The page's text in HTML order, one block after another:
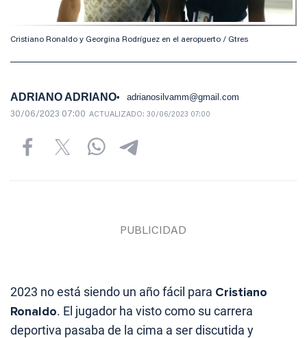
Cristiano Ronaldo y Georgina Rodríguez en el aeropuerto / Gtres
ADRIANO ADRIANO adrianosilvamm@gmail.com
30/06/2023 07:00 ACTUALIZADO: 30/06/2023 07:00
2023 no está siendo un año fácil para Cristiano
Ronaldo. El jugador ha visto como su carrera
deportiva pasaba de la cima a ser discutida y